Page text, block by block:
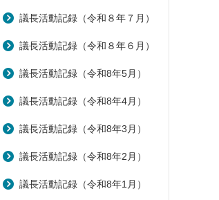
議長活動記録（令和８年７月）
議長活動記録（令和８年６月）
議長活動記録（令和8年5月）
議長活動記録（令和8年4月）
議長活動記録（令和8年3月）
議長活動記録（令和8年2月）
議長活動記録（令和8年1月）